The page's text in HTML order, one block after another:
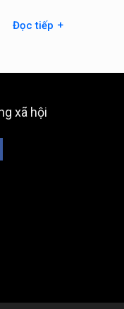
Đọc tiếp +
xã hội